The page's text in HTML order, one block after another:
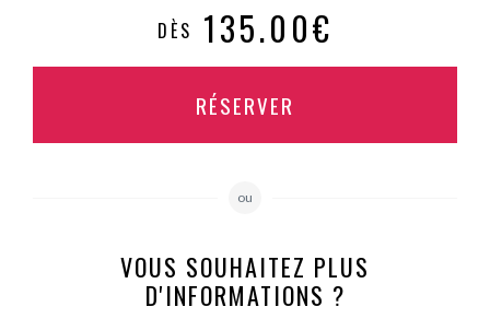
DÈS 135.00€
RÉSERVER
ou
VOUS SOUHAITEZ PLUS
D'INFORMATIONS ?